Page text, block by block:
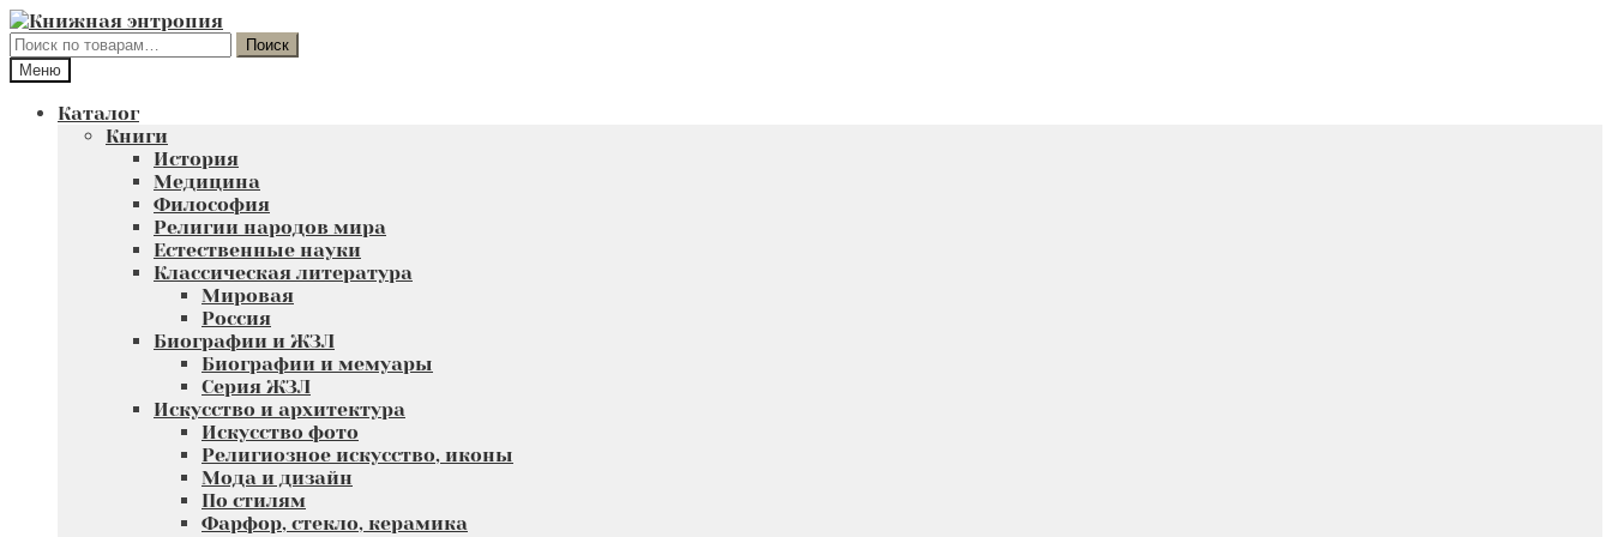
Перейти
к
навигации
Перейти
к
содержимому
Искать:
Поиск
Меню
Каталог
Книги
История
Медицина
Философия
Религии народов мира
Естественные науки
Классическая литература
Мировая
Россия
Биографии и ЖЗЛ
Биографии и мемуары
Серия ЖЗЛ
Искусство и архитектура
Искусство фото
Религиозное искусство, иконы
Мода и дизайн
По стилям
Фарфор, стекло, керамика